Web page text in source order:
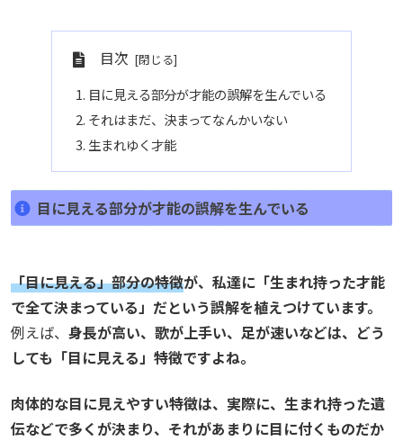
目次
目に見える部分が才能の誤解を生んでいる
それはまだ、決まってなんかいない
生まれゆく才能
目に見える部分が才能の誤解を生んでいる
「目に見える」部分の特徴が、私達に「生まれ持った才能
で全て決まっている」だという誤解を植えつけています。
例えば、 身長が高い、歌が上手い、足が速いなどは、どう
しても「目に見える」特徴ですよね。
肉体的な目に見えやすい特徴は、実際に、生まれ持った遺
伝などで多くが決まり、それがあまりに目に付くものだか